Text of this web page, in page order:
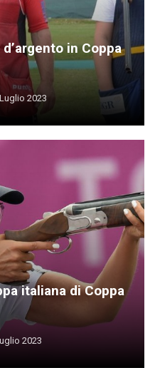
in Coppa
2023
italiana di Coppa
2023